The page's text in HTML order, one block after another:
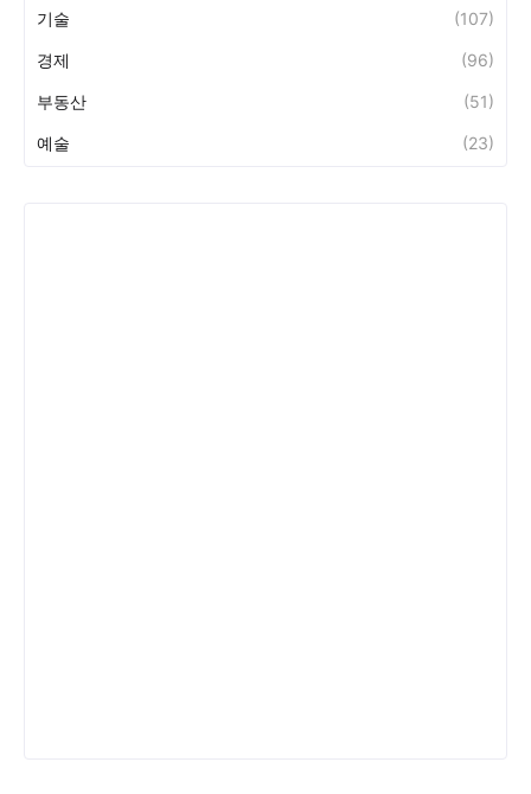
기술 (107)
경제 (96)
부동산 (51)
예술 (23)